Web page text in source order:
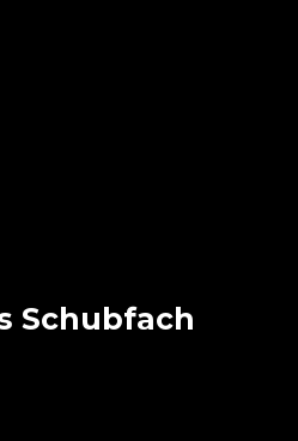
Schubfach